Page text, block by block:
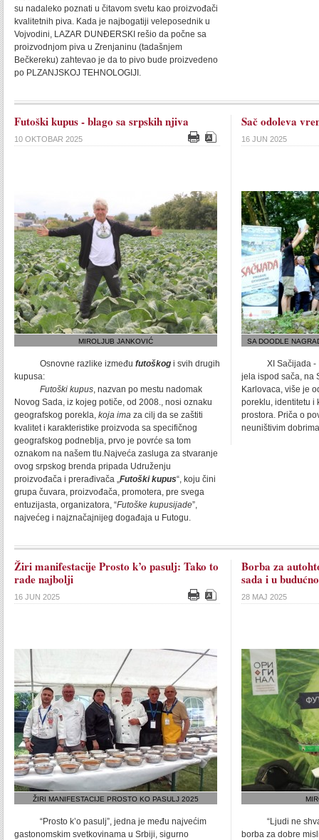
su nadaleko poznati u čitavom svetu kao proizvođači
kvalitetnih piva. Kada je najbogatiji veleposednik u
Vojvodini, LAZAR DUNĐERSKI rešio da počne sa
proizvodnjom piva u Zrenjaninu (tadašnjem
Bečkereku) zahtevao je da to pivo bude proizvedeno
po PLZANJSKOJ TEHNOLOGIJI.
Futoški kupus - blago sa srpskih njiva
10 OKTOBAR 2025
MIROLJUB JANKOVIĆ
Osnovne razlike između futoškog i svih drugih
kupusa:
Futoški kupus, nazvan po mestu nadomak
Novog Sada, iz kojeg potiče, od 2008., nosi oznaku
geografskog porekla, koja ima za cilj da se zaštiti
kvalitet i karakteristike proizvoda sa specifičnog
geografskog podneblja, prvo je povrće sa tom
oznakom na našem tlu.Najveća zasluga za stvaranje
ovog srpskog brenda pripada Udruženju
proizvođača i prerađivača „Futoški kupus“, koju čini
grupa čuvara, proizvođača, promotera, pre svega
entuzijasta, organizatora, “Futoške kupusijade”,
najvećeg i najznačajnijeg događaja u Futogu.
Sač odoleva
16 JUN 2025
SA DOODLE
XI Sačijada -
jela ispod sača, na
Karlovaca, više je
poreklu, identitetu i
prostora. Priča o
neuništivim
Žiri manifestacije Prosto k’o pasulj: Tako to
rade najbolji
16 JUN 2025
ŽIRI MANIFESTACIJE PROSTO KO PASULJ 2025
“Prosto k’o pasulj”, jedna je među najvećim
gastonomskim svetkovinama u Srbiji, sigurno
Borba za
sada i u
28 MAJ 2025
“Ljudi ne
borba za dobre